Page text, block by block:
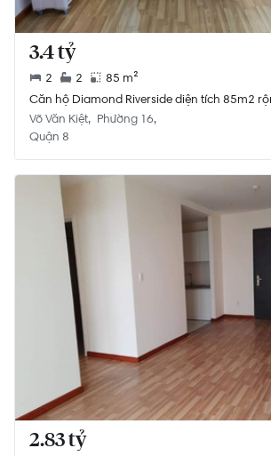
3.4 tỷ
2 2
85 m²
Căn hộ Diamond Riverside diện tích 85m2
Võ Văn Kiệt
Phường 16
Quận 8
2.83 tỷ